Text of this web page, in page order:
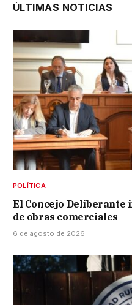
ÚLTIMAS NOTICIAS
POLÍTICA
El Concejo
de obras comerciales
6 de agosto de 2026